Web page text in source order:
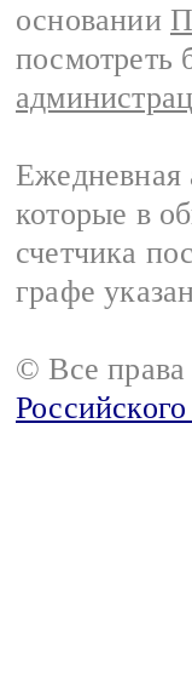
основании
посмотреть
Ежедневная
которые в
счетчика
графе
© Все